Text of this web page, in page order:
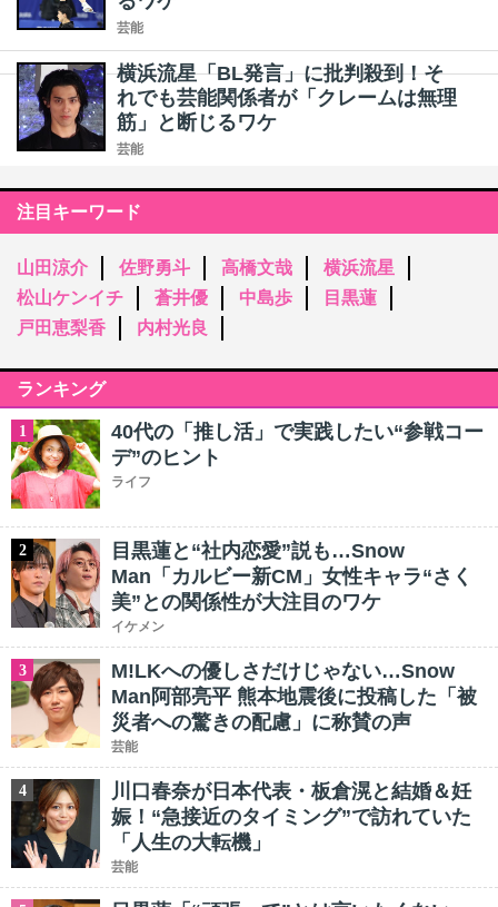
芸能
横浜流星「BL発言」に批判殺到！そ
れでも芸能関係者が「クレームは無理
筋」と断じるワケ
芸能
注目キーワード
山田涼介 佐野勇斗 高橋文哉
横浜流星
松山ケンイチ
蒼井優 中島歩
目黒蓮
戸田恵梨香
内村光良
ランキング
1
40代の「推し活」で実践したい“参戦コー
デ”のヒント
ライフ
2
目黒蓮と“社内恋愛”説も…Snow
Man「カルビー新CM」女性キャラ“さく
美”との関係性が大注目のワケ
イケメン
3
M!LKへの優しさだけじゃない…Snow
Man阿部亮平 熊本地震後に投稿した「被
災者への驚きの配慮」に称賛の声
芸能
4
川口春奈が日本代表・板倉滉と結婚＆妊
娠！“急接近のタイミング”で訪れていた
「人生の大転機」
芸能